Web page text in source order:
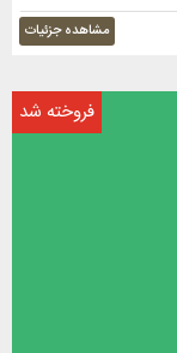
مشاهده جزئیات
فروخته شد